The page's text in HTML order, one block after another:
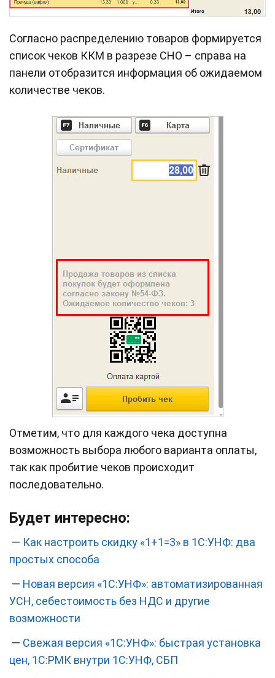
Согласно распределению товаров формируется
список чеков ККМ в разрезе СНО – справа на
панели отобразится информация об ожидаемом
количестве чеков.
Отметим, что для каждого чека доступна
возможность выбора любого варианта оплаты,
так как пробитие чеков происходит
последовательно.
Будет интересно:
— Как настроить скидку «1+1=3» в 1С:УНФ: два
простых способа
— Новая версия «1С:УНФ»: автоматизированная
УСН, себестоимость без НДС и другие
возможности
— Свежая версия «1С:УНФ»: быстрая установка
цен, 1С:РМК внутри 1С:УНФ, СБП